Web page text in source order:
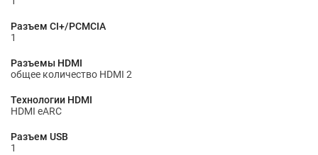
Разъем CI+/PCMCIA
1
Разъемы HDMI
общее количество HDMI 2
Технологии HDMI
HDMI eARC
Разъем USB
1